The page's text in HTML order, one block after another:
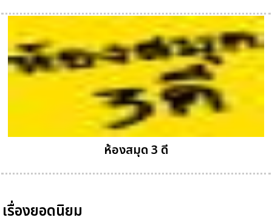
ห้องสมุด 3 ดี
เรื่องยอดนิยม